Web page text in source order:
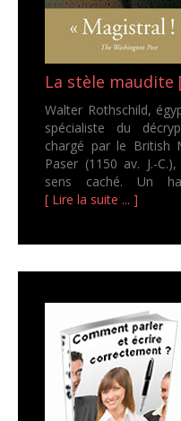
La stèle
Walter Rothschild,
spécialiste du
chargé par le British
Paser (1150 av. J.-
sens caché. Un
[ Lire la suite ... ]